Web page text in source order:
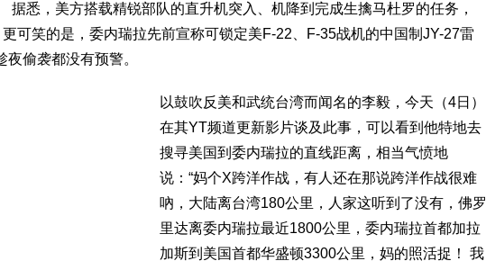
据悉，美方搭载精锐部队的直升机突入、机降到完成生擒马杜罗的任务，
可笑的是，委内瑞拉先前宣称可锁定美F-22、F-35战机的中国制JY-27雷
偷袭都没有预警。
以鼓吹反美和武统台湾而闻名的李毅，今天（4日）
在其YT频道更新影片谈及此事，可以看到他特地去
搜寻美国到委内瑞拉的直线距离，相当气愤地
说：“妈个X跨洋作战，有人还在那说跨洋作战很难
吶，大陆离台湾180公里，人家这听到了没有，佛罗
里达离委内瑞拉最近1800公里，委内瑞拉首都加拉
加斯到美国首都华盛顿3300公里，妈的照活捉！ 我